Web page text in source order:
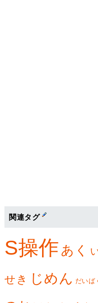
関連タグ
S操作 あく
せき じめん だいば